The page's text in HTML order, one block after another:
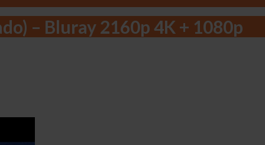
– Bluray 2160p 4K + 1080p